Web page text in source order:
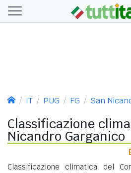
IT PUG FG San
Classificazione
Nicandro Garganico
Classificazione climatica del